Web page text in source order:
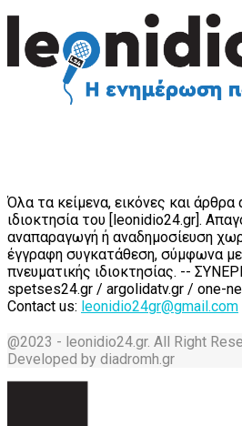
Όλα τα κείμενα, εικόνες και
ιδιοκτησία του [leonidio24.gr].
αναπαραγωγή ή αναδημοσίευση
έγγραφη συγκατάθεση, σύμφωνα
πνευματικής ιδιοκτησίας. --
spetses24.gr / argolidatv.gr / one-
Contact us: leonidio24gr@gmail.com
@2023 - leonidio24.gr. All Right
Developed by diadromh.gr